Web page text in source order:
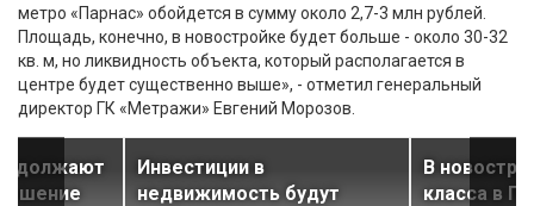
метро «Парнас» обойдется в сумму около 2,7-3 млн рублей.
Площадь, конечно, в новостройке будет больше - около 30-32
кв. м, но ликвидность объекта, который располагается в
центре будет существенно выше», - отметил генеральный
директор ГК «Метражи» Евгений Морозов.
Инвестиции в
недвижимость будут
В
класса в